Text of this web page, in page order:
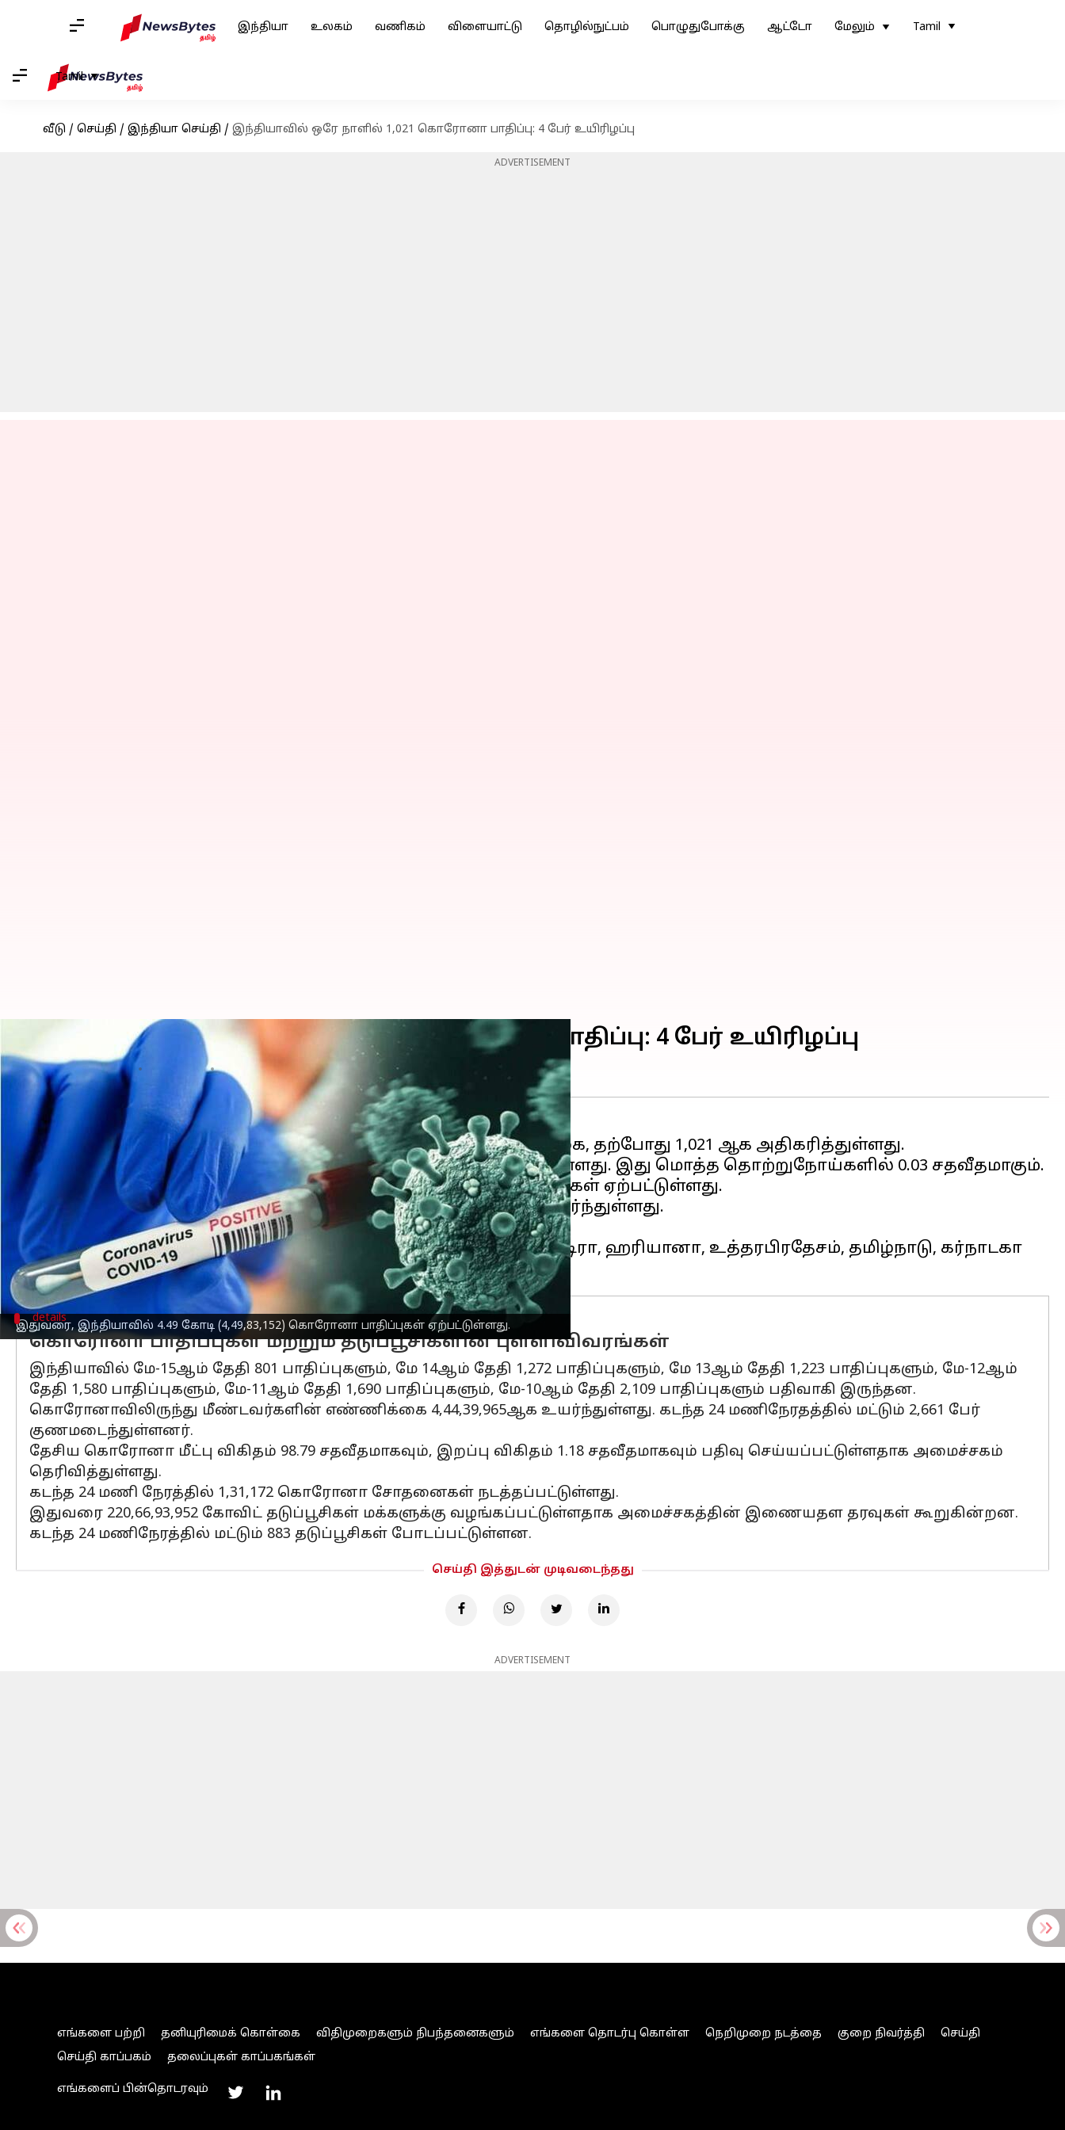
இந்தியா உலகம் வணிகம் விளையாட்டு தொழில்நுட்பம் பொழுதுபோக்கு ஆட்டோ மேலும் Tamil
Tamil
வீடு / செய்தி / இந்தியா செய்தி / இந்தியாவில் ஒரே நாளில் 1,021 கொரோனா பாதிப்பு: 4 பேர் உயிரிழப்பு
ADVERTISEMENT
இதுவரை, இந்தியாவில் 4.49 கோடி (4,49,83,152) கொரோனா பாதிப்புகள் ஏற்பட்டுள்ளது.
இந்தியாவில் ஒரே நாளில் 1,021 கொரோனா பாதிப்பு: 4 பேர் உயிரிழப்பு
எழுதியவர் Sindhuja SM May 17, 2023 12:36 pm
செய்தி முன்னோட்டம்
நேற்று(மே-16) 656ஆக இருந்த தினசரிகொரோனா
இந்தியா வில் செயலில் உள்ள கொரோனா 11,393ஆக சரிவடைந்துள்ளது. இது மொத்த தொற்றுநோய்களில் 0.03 சதவீதமாகும்.
இதுவரை, இந்தியாவில் 4.49 கோடி (4,49,83,152) கொரோனா பாதிப்புகள் ஏற்பட்டுள்ளது.
கொரோனாவால் இதுவரை ஏற்பட்ட உயிரிழப்புகள் 5,31,794 ஆக உயர்ந்துள்ளது.
கடந்த 24 மணிநேரதத்தில் மட்டும் 4 இறப்புகள் பதிவாகியுள்ளன.
பெரும்பாலான கொரோனா பாதிப்புகள் கேரளா, டெல்லி, மகாராஷ்டிரா, ஹரியானா, உத்தரபிரதேசம், தமிழ்நாடு, கர்நாடகா
details
கொரோனா பாதிப்புகள் மற்றும் தடுப்பூசிகளின் புள்ளிவிவரங்கள்
இந்தியாவில் மே-15ஆம் தேதி 801 பாதிப்புகளும், மே 14ஆம் தேதி 1,272 பாதிப்புகளும், மே 13ஆம் தேதி 1,223 பாதிப்புகளும், மே-12ஆம்
தேதி 1,580 பாதிப்புகளும், மே-11ஆம் தேதி 1,690 பாதிப்புகளும், மே-10ஆம் தேதி 2,109 பாதிப்புகளும் பதிவாகி இருந்தன.
கொரோனாவிலிருந்து மீண்டவர்களின் எண்ணிக்கை 4,44,39,965ஆக உயர்ந்துள்ளது. கடந்த 24 மணிநேரதத்தில் மட்டும் 2,661 பேர்
குணமடைந்துள்ளனர்.
தேசிய கொரோனா மீட்பு விகிதம் 98.79 சதவீதமாகவும், இறப்பு விகிதம் 1.18 சதவீதமாகவும் பதிவு செய்யப்பட்டுள்ளதாக அமைச்சகம்
தெரிவித்துள்ளது.
கடந்த 24 மணி நேரத்தில் 1,31,172 கொரோனா சோதனைகள் நடத்தப்பட்டுள்ளது.
இதுவரை 220,66,93,952 கோவிட் தடுப்பூசிகள் மக்களுக்கு வழங்கப்பட்டுள்ளதாக அமைச்சகத்தின் இணையதள தரவுகள் கூறுகின்றன.
கடந்த 24 மணிநேரத்தில் மட்டும் 883 தடுப்பூசிகள் போடப்பட்டுள்ளன.
செய்தி இத்துடன் முடிவடைந்தது
ADVERTISEMENT
எங்களை பற்றி தனியுரிமைக் கொள்கை விதிமுறைகளும் நிபந்தனைகளும் எங்களை தொடர்பு கொள்ள நெறிமுறை நடத்தை குறை நிவர்த்தி
செய்தி
செய்தி காப்பகம்
தலைப்புகள் காப்பகங்கள்
எங்களைப் பின்தொடரவும்